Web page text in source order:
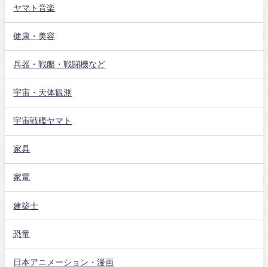
ヤマト音楽
健康・美容
兵器・戦艦・戦闘機など
宇宙・天体観測
宇宙戦艦ヤマト
家具
家電
建築士
恐竜
日本アニメーション・漫画